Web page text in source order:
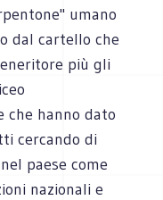
umano
dal cartello che
più gli
che hanno dato
cercando di
paese come
nazionali e